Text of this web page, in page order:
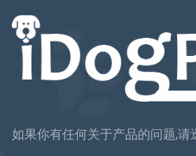
如果你有任何关于产品的问题,